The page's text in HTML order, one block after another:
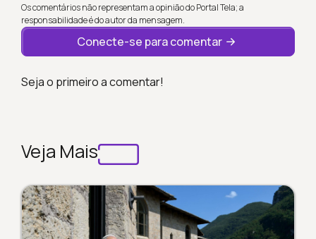
Os comentários não representam a opinião do Portal Tela; a
responsabilidade é do autor da mensagem.
Conecte-se para comentar
Seja o primeiro a comentar!
Veja Mais